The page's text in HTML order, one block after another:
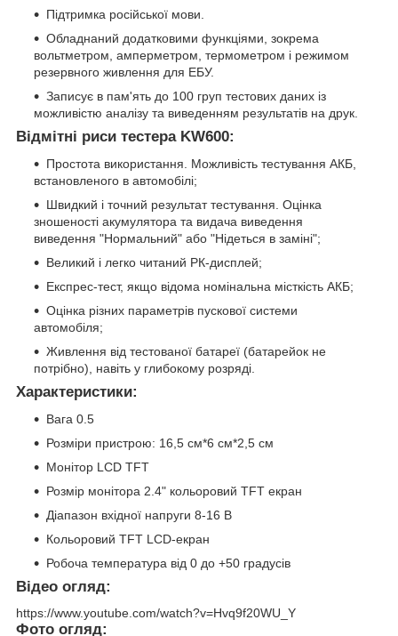
Підтримка російської мови.
Обладнаний додатковими функціями, зокрема
вольтметром, амперметром, термометром і режимом
резервного живлення для ЕБУ.
Записує в пам'ять до 100 груп тестових даних із
можливістю аналізу та виведенням результатів на друк.
Відмітні риси тестера KW600:
Простота використання. Можливість тестування АКБ,
встановленого в автомобілі;
Швидкий і точний результат тестування. Оцінка
зношеності акумулятора та видача виведення
виведення "Нормальний" або "Нідеться в заміні";
Великий і легко читаний РК-дисплей;
Експрес-тест, якщо відома номінальна місткість АКБ;
Оцінка різних параметрів пускової системи
автомобіля;
Живлення від тестованої батареї (батарейок не
потрібно), навіть у глибокому розряді.
Характеристики:
Вага 0.5
Розміри пристрою: 16,5 см*6 см*2,5 см
Монітор LCD TFT
Розмір монітора 2.4" кольоровий TFT екран
Діапазон вхідної напруги 8-16 В
Кольоровий TFT LCD-екран
Робоча температура від 0 до +50 градусів
Відео огляд:
https://www.youtube.com/watch?v=Hvq9f20WU_Y
Фото огляд: